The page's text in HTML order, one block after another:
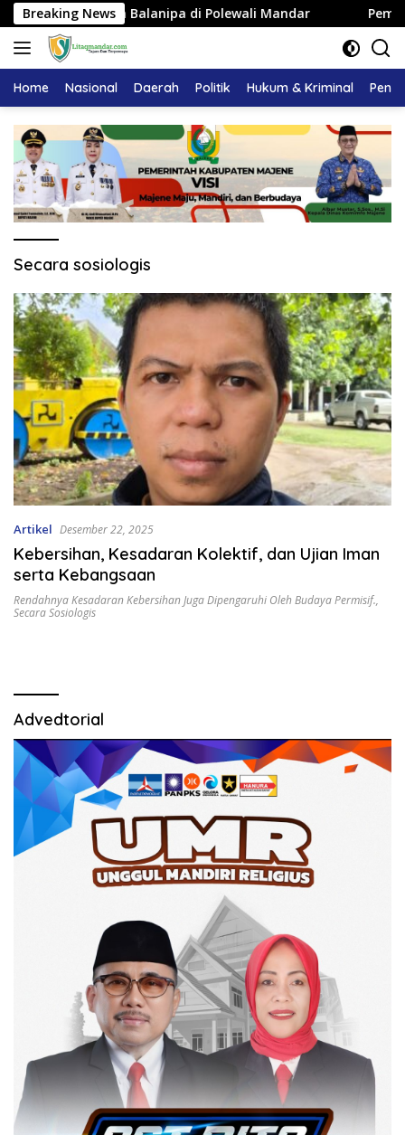
Langsung
ke
konten
Breaking NewsBalanipa di Polewali Mandar Pemkab
Home Nasional Daerah Politik Hukum & Kriminal
Secara sosiologis
Artikel Desember 22, 2025
Kebersihan, Kesadaran Kolektif, dan Ujian Iman
serta Kebangsaan
Rendahnya Kesadaran Kebersihan Juga Dipengaruhi Oleh Budaya Permisif.,
Secara Sosiologis
Advedtorial